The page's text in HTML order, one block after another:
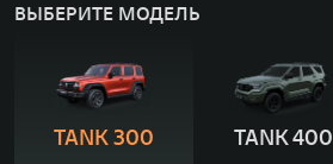
ВЫБЕРИТЕ МОДЕЛЬ
TANK 300 TANK 400